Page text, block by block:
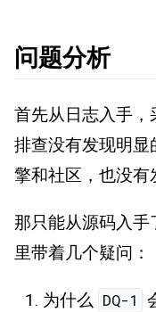
问题分析
首先从日志入手，
排查没有发现明显
擎和社区，也没有
那只能从源码入
里带着几个疑问：
为什么 DQ-1